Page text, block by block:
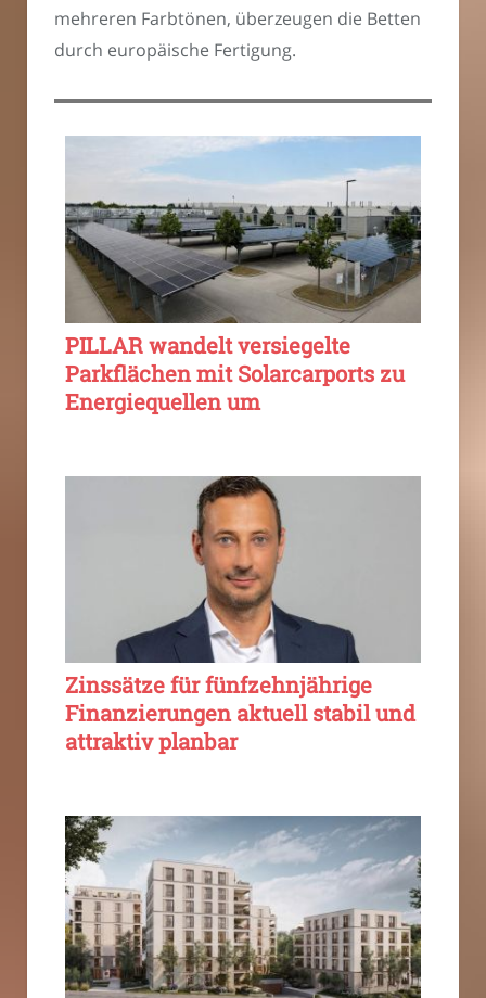
mehreren Farbtönen, überzeugen die Betten
durch europäische Fertigung.
PILLAR wandelt versiegelte
Parkflächen mit Solarcarports zu
Energiequellen um
Zinssätze für fünfzehnjährige
Finanzierungen aktuell stabil und
attraktiv planbar